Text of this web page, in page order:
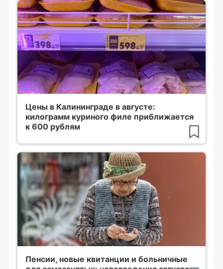
Цены в Калининграде в августе:
килограмм куриного филе приближается
к 600 рублям
Пенсии, новые квитанции и больничные